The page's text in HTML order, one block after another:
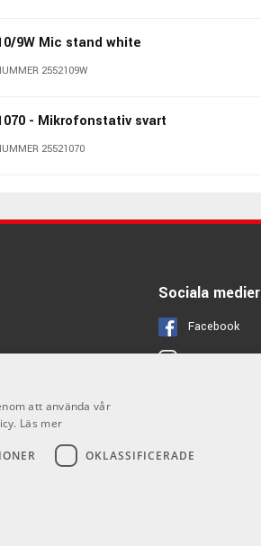
i
9W Mic stand white
2552109W
- Mikrofonstativ svart
25521070
25525400
Sociala medier
Facebook
Instagram
att använda vår
Läs mer
OKLASSIFICERADE